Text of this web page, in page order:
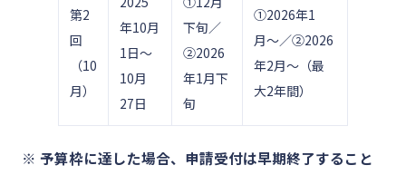
第2
回
（10
月）
年10月
1日〜
10月
27日
下旬／
②2026
年1月下
旬
①2026年1
月〜／②2026
年2月〜（最
大2年間）
※ 予算枠に達した場合、申請受付は早期終了すること